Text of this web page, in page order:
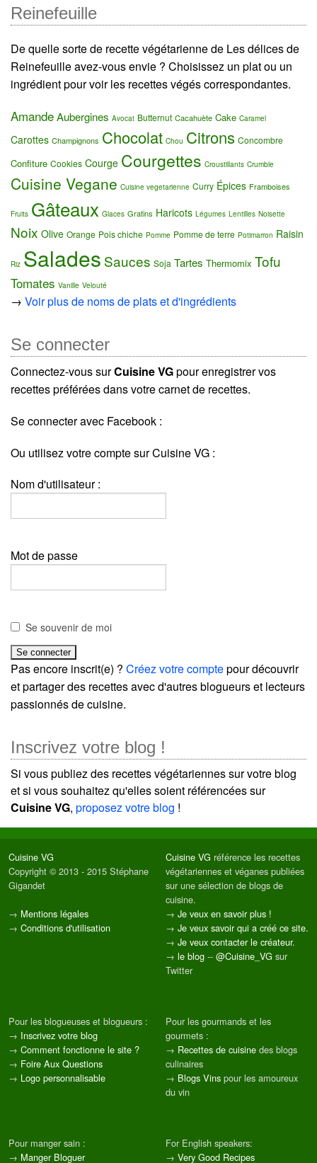
Reinefeuille
De quelle sorte de recette végétarienne de Les délices de
Reinefeuille avez-vous envie ? Choisissez un plat ou un
ingrédient pour voir les recettes végés correspondantes.
AmandeAubergines Avocat Butternut Cacahuète Cake Caramel
Carottes Champignons Chocolat Chou Citrons Concombre
Confiture Cookies Courge Courgettes Croustillants Crumble
Cuisine Vegane Cuisine vegetarienne Curry Épices Framboises
Fruits Gâteaux Glaces Gratins Haricots Légumes Lentilles Noisette
Noix Olive Orange Pois chiche Pomme Pomme de terre Potimarron Raisin
Riz Salades Sauces Soja Tartes Thermomix Tofu
Tomates Vanille Velouté
→ Voir plus de noms de plats et d'ingrédients
Se connecter
Connectez-vous surCuisine VGpour enregistrer vos
recettes préférées dans votre carnet de recettes.
Se connecter avec Facebook :
Ou utilisez votre compte sur Cuisine VG :
Nom d'utilisateur :
Mot de passe
Se souvenir de moi
Pas encore inscrit(e) ? Créez votre comptepour découvrir
et partager des recettes avec d'autres blogueurs et lecteurs
passionnés de cuisine.
Inscrivez votre blog !
Si vous publiez des recettes végétariennes sur votre blog
et si vous souhaitez qu'elles soient référencées sur
Cuisine VG, proposez votre blog !
Cuisine VG
Copyright © 2013 - 2015 Stéphane
Gigandet
→ Mentions légales
→ Conditions d'utilisation
Cuisine VG référence les recettes
végétariennes et véganes publiées
sur une sélection de blogs de
cuisine.
→ Je veux en savoir plus !
→ Je veux savoir qui a créé ce site.
→ Je veux contacter le créateur.
→ le blog -- @Cuisine_VG sur
Twitter
Pour les blogueuses et blogueurs :
→ Inscrivez votre blog
→ Comment fonctionne le site ?
→ Foire Aux Questions
→ Logo personnalisable
Pour les gourmands et les
gourmets :
→ Recettes de cuisine des blogs
culinaires
→ Blogs Vins pour les amoureux
du vin
Pour manger sain :
→ Manger Bloguer
For English speakers:
→ Very Good Recipes